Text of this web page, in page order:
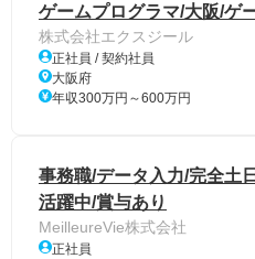
ゲームプログラマ/大阪/ゲ
株式会社エクスジール
正社員 / 契約社員
大阪府
年収300万円～600万円
事務職/データ入力/完全土
活躍中/賞与あり
MeilleureVie株式会社
正社員